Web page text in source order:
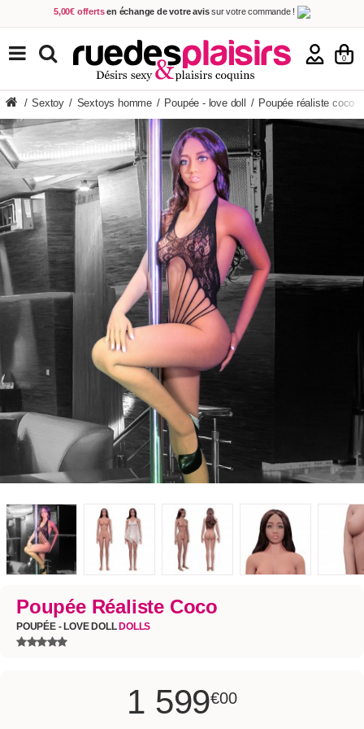
5,00€ offerts en échange de votre avissur votre commande !
Achetez aujourd'hui. Décidez quand payer !
Livraison en 48h
au prix de 2,90 € ! (Offerte dès 69,00€ d'achat)
0
TOUS NOS PRODUITS
/ Sextoy / Sextoys homme / Poupée - love doll / Poupée réaliste coco
Poupée Réaliste Coco
POUPÉE - LOVE DOLL DOLLS
1 599€00